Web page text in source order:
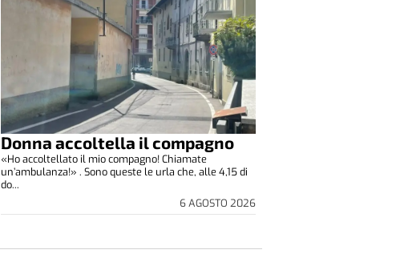
Donna accoltella il compagno
6 AGOSTO 2026
«Ho accoltellato il mio compagno! Chiamate
un’ambulanza!» . Sono queste le urla che, alle 4,15 di
do...